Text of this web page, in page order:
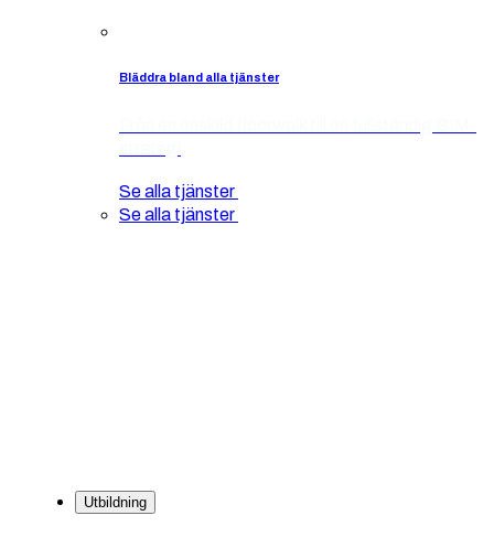
Bläddra bland alla tjänster
Se alla tjänster
Se alla tjänster
Utbildning